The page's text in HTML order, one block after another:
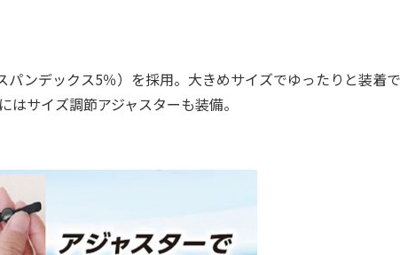
ンデックス5％）を採用。大きめサイズでゆったりと装着
サイズ調節アジャスターも装備。